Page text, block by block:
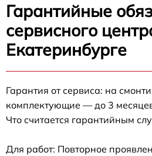
Гарантийные
сервисного
Екатеринбурге
Гарантия от сервиса: на
комплектующие — до 3
Что считается гарантийным
Для работ: Повторное